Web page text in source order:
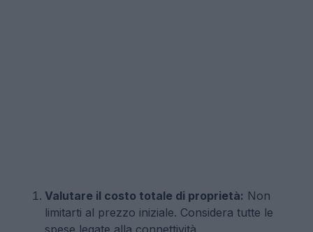
Valutare il costo totale di proprietà: Non
limitarti al prezzo iniziale. Considera tutte le
spese legate alla connettività.